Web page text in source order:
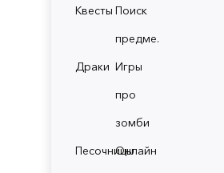
Квесты Поиск
предме.
Драки Игры
про
зомби
ПесочницыОнлайн